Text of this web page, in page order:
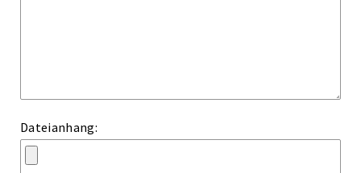
Dateianhang: